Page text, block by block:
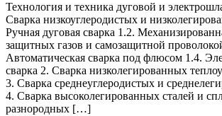
Технология и техника дуговой и
Сварка низкоуглеродистых и
Ручная дуговая сварка 1.2.
защитных газов и самозащитной
Автоматическая сварка под флюсом 1.4.
сварка 2. Сварка низколегированных
3. Сварка среднеуглеродистых и
4. Сварка высоколегированных сталей и
разнородных […]